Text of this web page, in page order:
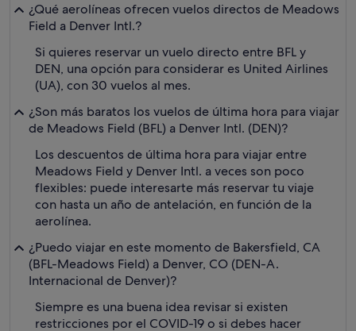
¿Qué aerolíneas ofrecen vuelos directos de Meadows
Field a Denver Intl.?
Si quieres reservar un vuelo directo entre BFL y
DEN, una opción para considerar es United Airlines
(UA), con 30 vuelos al mes.
¿Son más baratos los vuelos de última hora para viajar
de Meadows Field (BFL) a Denver Intl. (DEN)?
Los descuentos de última hora para viajar entre
Meadows Field y Denver Intl. a veces son poco
flexibles: puede interesarte más reservar tu viaje
con hasta un año de antelación, en función de la
aerolínea.
¿Puedo viajar en este momento de Bakersfield, CA
(BFL-Meadows Field) a Denver, CO (DEN-A.
Internacional de Denver)?
Siempre es una buena idea revisar si existen
restricciones por el COVID-19 o si debes hacer